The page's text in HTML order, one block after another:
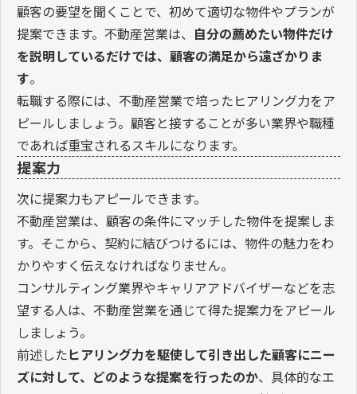
顧客の要望を聞くことで、初めて適切な物件やプランが
提案できます。不動産営業は、 自分の薦めたい物件だけ
を説明しているだけでは、顧客の満足から遠ざかりま
す。
転職する際には、不動産営業で培ったヒアリング力をア
ピールしましょう。顧客と接することが多い業界や職種
であれば重宝されるスキルになります。
提案力
次に提案力もアピールできます。
不動産営業は、顧客の条件にマッチした物件を提案しま
す。そこから、契約に結びつけるには、物件の魅力をわ
かりやすく伝えなければなりません。
コンサルティング業界やキャリアアドバイザーなどを志
望する人は、不動産営業を通じて得た提案力をアピール
しましょう。
前述したヒアリング力を駆使して引き出した顧客にニー
ズに対して、どのような提案を行ったのか、具体的なエ